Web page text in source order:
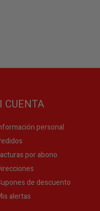
CUENTA
personal
por abono
de descuento
alertas